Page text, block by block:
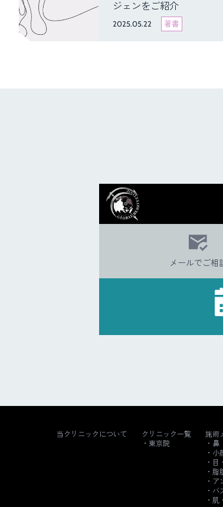
ジェンをご紹介
2025.05.22 著書
メールでご相
当クリニックについて
クリニック一覧
東京院
施術
鼻
小
目
脂
ア
バ
肌